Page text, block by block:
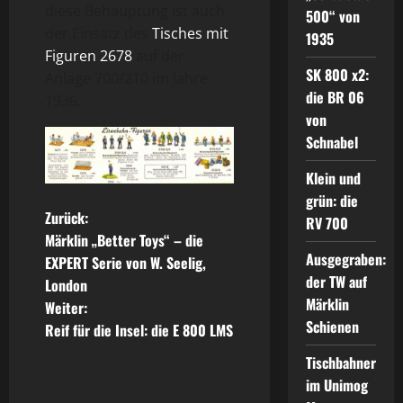
Tisches mit
Figuren 2678
B
e
i
t
Zurück:
Märklin „Better Toys“ – die
EXPERT Serie von W. Seelig,
London
Weiter:
Reif für die Insel: die E 800 LMS
500“ von
1935
SK 800 x2:
die BR 06
von
Schnabel
Klein und
grün: die
RV 700
Ausgegraben:
der TW auf
Märklin
Schienen
Tischbahner
im Unimog